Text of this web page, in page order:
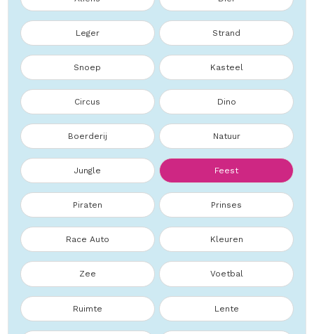
Leger Strand
Snoep Kasteel
Circus Dino
Boerderij Natuur
Jungle Feest
Piraten Prinses
Race Auto Kleuren
Zee Voetbal
Ruimte Lente